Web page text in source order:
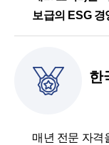
보급의 ESG 경
한
매년 전문 자격